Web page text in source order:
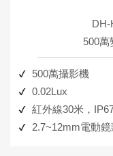
DH-
500
500萬攝影機
0.02Lux
紅外線30米，
2.7~12mm電動鏡